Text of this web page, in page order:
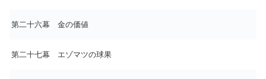
第二十六幕 金の価値
第二十七幕 エゾマツの球果